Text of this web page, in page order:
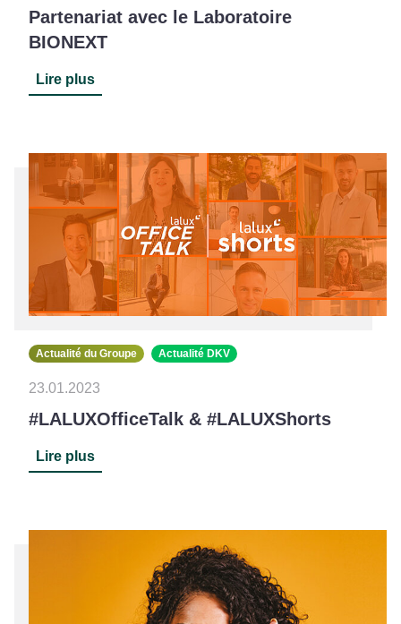
Partenariat avec le Laboratoire
BIONEXT
Lire plus
Actualité du Groupe Actualité DKV
23.01.2023
#LALUXOfficeTalk & #LALUXShorts
Lire plus